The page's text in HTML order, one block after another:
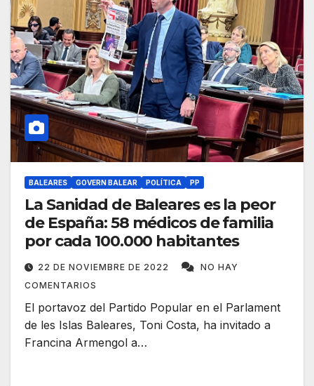
BALEARES GOVERN BALEAR POLÍTICA PP
La Sanidad de Baleares es la peor
de España: 58 médicos de familia
por cada 100.000 habitantes
22 DE NOVIEMBRE DE 2022
NO HAY
COMENTARIOS
El portavoz del Partido Popular en el Parlament
de les Islas Baleares, Toni Costa, ha invitado a
Francina Armengol a…